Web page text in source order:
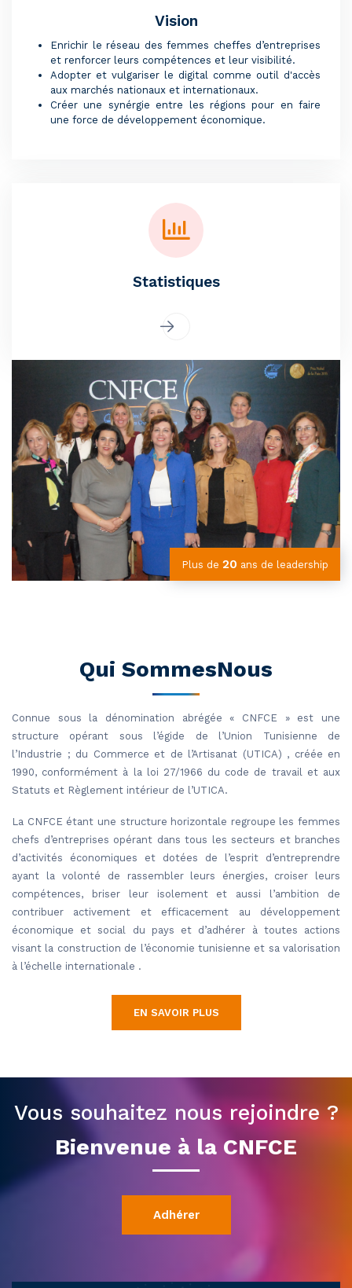
Vision
Enrichir le réseau des femmes cheffes d’entreprises
et renforcer leurs compétences et leur visibilité.
Adopter et vulgariser le digital comme outil d'accès
aux marchés nationaux et internationaux.
Créer une synérgie entre les régions pour en faire
une force de développement économique.
Statistiques
Plus de 20 ans de leadership
Qui SommesNous
Connue sous la dénomination abrégée « CNFCE » est une
structure opérant sous l’égide de l’Union Tunisienne de
l’Industrie ; du Commerce et de l’Artisanat (UTICA) , créée en
1990, conformément à la loi 27/1966 du code de travail et aux
Statuts et Règlement intérieur de l’UTICA.
La CNFCE étant une structure horizontale regroupe les femmes
chefs d’entreprises opérant dans tous les secteurs et branches
d’activités économiques et dotées de l’esprit d’entreprendre
ayant la volonté de rassembler leurs énergies, croiser leurs
compétences, briser leur isolement et aussi l’ambition de
contribuer activement et efficacement au développement
économique et social du pays et d’adhérer à toutes actions
visant la construction de l’économie tunisienne et sa valorisation
à l’échelle internationale .
EN SAVOIR PLUS
Vous souhaitez nous rejoindre ?
Bienvenue à la CNFCE
Adhérer